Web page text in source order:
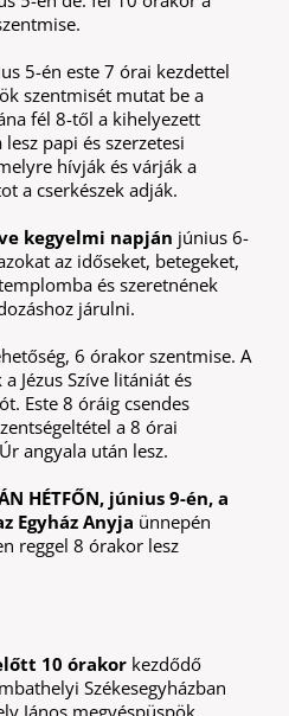
5-én este 7 órai kezdettel
szentmisét mutat be a
fél 8-től a kihelyezett
papi és szerzetesi
hívják és várják a
a cserkészek adják.
kegyelmi napján június 6-
az időseket, betegeket,
és szeretnének
járulni.
6 órakor szentmise. A
Jézus Szíve litániát és
Este 8 óráig csendes
a 8 órai
angyala után lesz.
HÉTFŐN, június 9-én, a
Egyház Anyja ünnepén
reggel 8 órakor lesz
10 órakor kezdődő
Székesegyházban